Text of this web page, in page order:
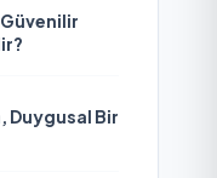
Güvenilir
Duygusal Bir